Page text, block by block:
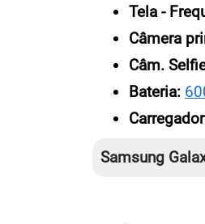
Tela -
Câmera
Câm.
Bateria:
Samsung